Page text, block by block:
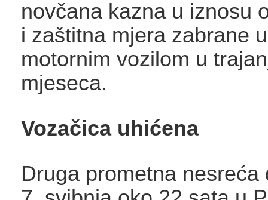
novčana kazna u iznosu
i zaštitna mjera zabrane
motornim vozilom u
mjeseca.
Vozačica uhićena
Druga prometna nesreća